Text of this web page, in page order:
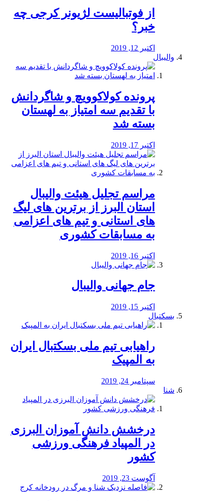
از فوتبالیست لژیونر کرجی چه
خبر؟
اکتبر 12, 2019
والیبال
پرونده کولاکوویچ و شاگردانش
با تقدیم سه امتیاز به لهستان
بسته شد
اکتبر 17, 2019
مراسم تجلیل هیئت والیبال
استان البرز از برترین های لیگ
های استانی و تیم های اعزامی
به مسابقات کشوری
اکتبر 16, 2019
جام جهانی والیبال
اکتبر 15, 2019
بسکتبال
راهیابی تیم ملی بسکتبال ایران
به المپیک
سپتامبر 24, 2019
شنا
درخشش دانش آموزان البرزی
در المپیاد فرهنگی ورزشی
کشور
آگوست 23, 2019